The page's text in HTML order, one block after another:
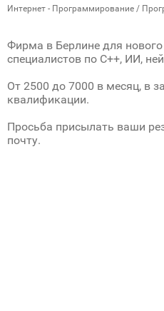
Интернет - Программирование /
Фирма в Берлине для
специалистов по С++, ИИ,
От 2500 до 7000 в месяц, в
квалификации.
Просьба присылать ваши
почту.